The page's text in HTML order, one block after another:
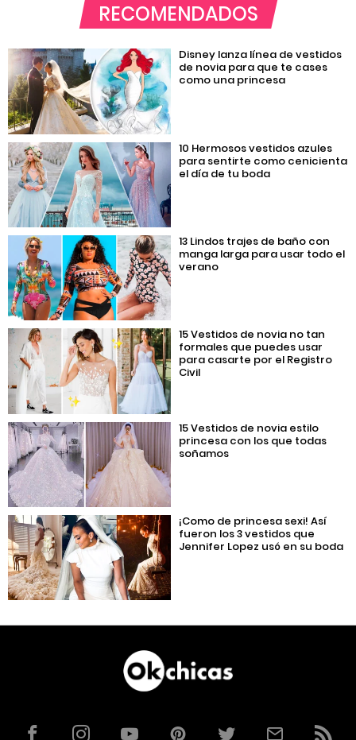
RECOMENDADOS
Disney lanza línea de vestidos
de novia para que te cases
como una princesa
10 Hermosos vestidos azules
para sentirte como cenicienta
el día de tu boda
13 Lindos trajes de baño con
manga larga para usar todo el
verano
15 Vestidos de novia no tan
formales que puedes usar
para casarte por el Registro
Civil
15 Vestidos de novia estilo
princesa con los que todas
soñamos
¡Como de princesa sexi! Así
fueron los 3 vestidos que
Jennifer Lopez usó en su boda